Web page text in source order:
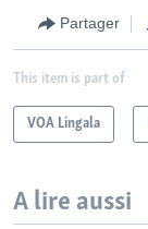
Partager
This item is part of
VOA Lingala
A lire aussi